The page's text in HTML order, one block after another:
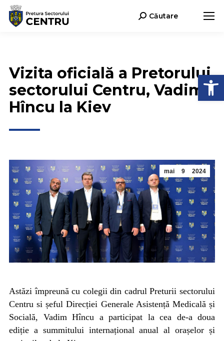
Search:Căutare
Vizita oficială a Pretorului
sectorului Centru, Vadim
Hîncu la Kiev
mai 9 2024
Astăzi împreună cu colegii din cadrul Preturii sectorului
Centru si șeful Direcției Generale Asistență Medicală și
Socială, Vadim Hîncu a participat la cea de-a doua
ediție a summitului internațional anual al orașelor și